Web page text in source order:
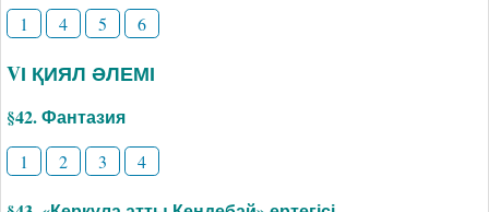
1 4 5 6
VІ ҚИЯЛ ӘЛЕМІ
§42. Фантазия
1 2 3 4